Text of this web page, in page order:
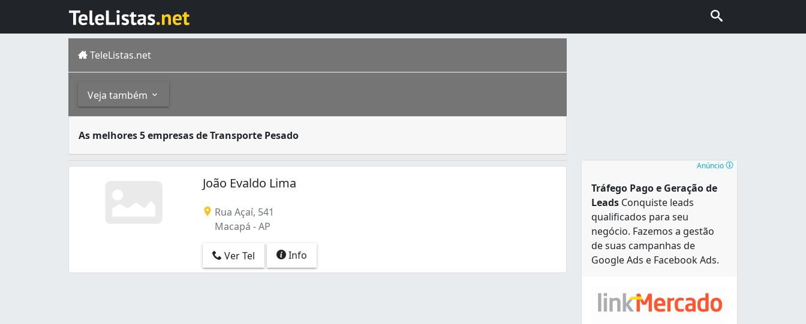
TeleListas.net
Veja também
Transporte Interurbano e Interestadual (1)
As melhores 5 empresas de Transporte Pesado
João Evaldo Lima
Rua Açaí, 541
Macapá - AP
Ver Tel Info
Anúncio
Tráfego Pago e Geração de
Leads Conquiste leads
qualificados para seu
negócio. Fazemos a gestão
de suas campanhas de
Google Ads e Facebook Ads.